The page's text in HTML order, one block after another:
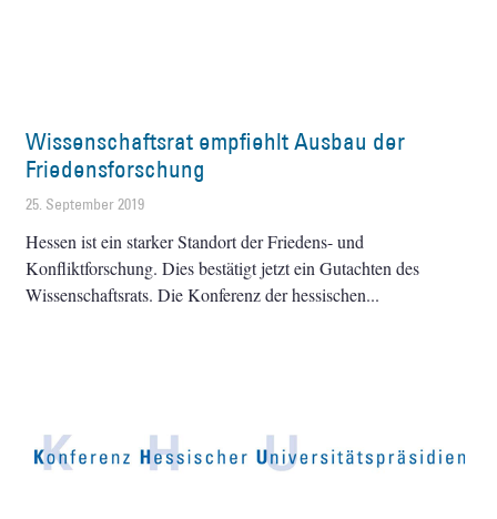
Wissenschaftsrat empfiehlt Ausbau der
Friedensforschung
25. September 2019
Hessen ist ein starker Standort der Friedens- und
Konfliktforschung. Dies bestätigt jetzt ein Gutachten des
Wissenschaftsrats. Die Konferenz der hessischen